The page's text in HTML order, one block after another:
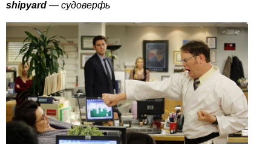
shipyard — судоверфь